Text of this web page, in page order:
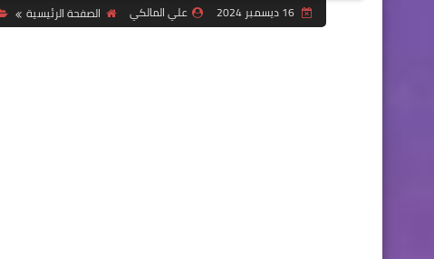
علي المالكي الصفحة الرئيسية